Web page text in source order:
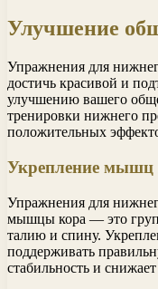
Улучшение
Упражнения для
достичь красивой и
улучшению вашего
тренировки нижнего
положительных
Укрепление мышц
Упражнения для
мышцы кора — это
талию и спину.
поддерживать
стабильность и